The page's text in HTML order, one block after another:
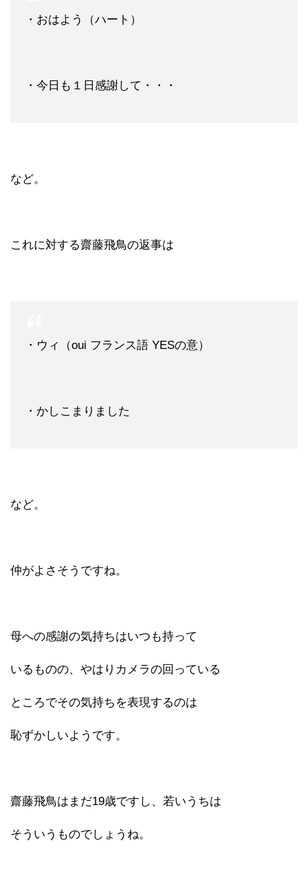
・おはよう（ハート）
・今日も１日感謝して・・・
など。
これに対する齋藤飛鳥の返事は
・ウィ（oui フランス語 YESの意）
・かしこまりました
など。
仲がよさそうですね。
母への感謝の気持ちはいつも持って
いるものの、やはりカメラの回っている
ところでその気持ちを表現するのは
恥ずかしいようです。
齋藤飛鳥はまだ19歳ですし、若いうちは
そういうものでしょうね。